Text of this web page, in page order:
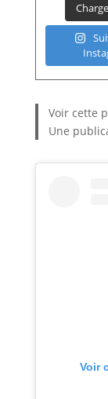
Voir cette
Une
Voir